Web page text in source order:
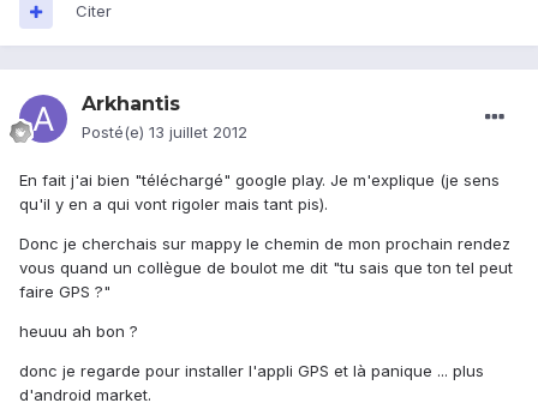
Citer
Arkhantis
Posté(e) 13 juillet 2012
En fait j'ai bien "téléchargé" google play. Je m'explique (je sens
qu'il y en a qui vont rigoler mais tant pis).
Donc je cherchais sur mappy le chemin de mon prochain rendez
vous quand un collègue de boulot me dit "tu sais que ton tel peut
faire GPS ?"
heuuu ah bon ?
donc je regarde pour installer l'appli GPS et là panique ... plus
d'android market.